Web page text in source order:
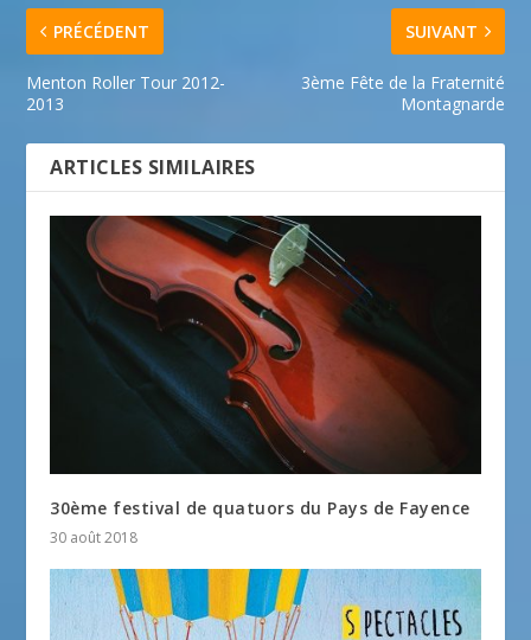
PRÉCÉDENT
Menton Roller Tour 2012-
2013
SUIVANT
3ème Fête de la Fraternité
Montagnarde
ARTICLES SIMILAIRES
30ème festival de quatuors du Pays de Fayence
30 août 2018